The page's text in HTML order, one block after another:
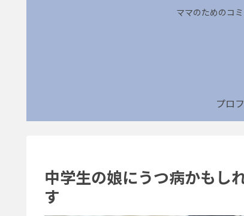
ママのためのコ
プロ
中学生の娘にうつ病かもし
す